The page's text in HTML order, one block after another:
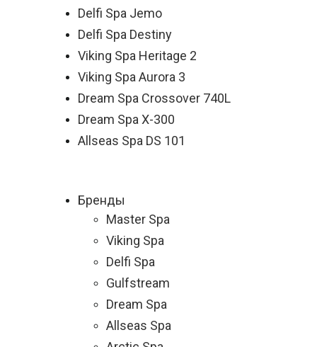
Delfi Spa Jemo
Delfi Spa Destiny
Viking Spa Heritage 2
Viking Spa Aurora 3
Dream Spa Crossover 740L
Dream Spa X-300
Allseas Spa DS 101
Бренды
Master Spa
Viking Spa
Delfi Spa
Gulfstream
Dream Spa
Allseas Spa